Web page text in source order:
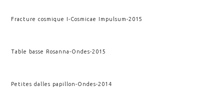
Fracture cosmique I-Cosmicae Impulsum-2015
Table basse Rosanna-Ondes-2015
Petites dalles papillon-Ondes-2014